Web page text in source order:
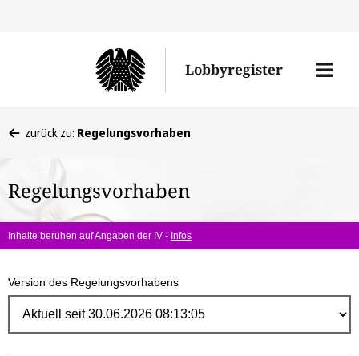
Lobbyregister
Menü
befinden
hier:
zurück zu: Regelungsvorhaben
Regelungsvorhaben
Inhalte beruhen auf Angaben der IV - Infos
Version des Regelungsvorhabens